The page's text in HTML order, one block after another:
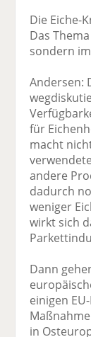
Die Eiche-
Das
sondern
Andersen:
für
macht
andere
dadurch
weniger
wirkt sich
Dann
einigen
in